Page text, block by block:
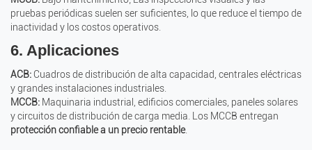
pruebas periódicas suelen ser suficientes, lo que reduce el tiempo de
inactividad y los costos operativos.
6. Aplicaciones
ACB: Cuadros de distribución de alta capacidad, centrales eléctricas
y grandes instalaciones industriales.
MCCB: Maquinaria industrial, edificios comerciales, paneles solares
y circuitos de distribución de carga media. Los MCCB entregan
protección confiable a un precio rentable.